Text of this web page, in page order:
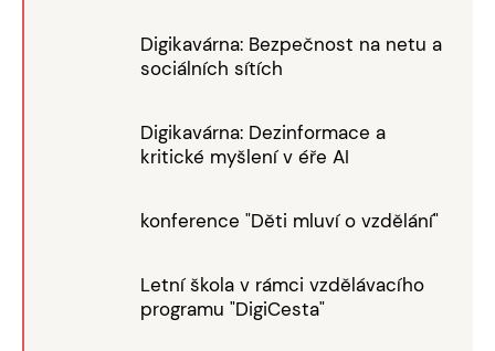
Digikavárna: Bezpečnost na netu a
sociálních sítích
Digikavárna: Dezinformace a
kritické myšlení v éře AI
konference "Děti mluví o vzdělání"
Letní škola v rámci vzdělávacího
programu "DigiCesta"